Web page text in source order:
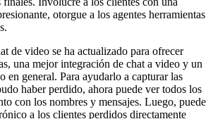
otorgue a los agentes herramientas
de video se ha actualizado para ofrecer
una mejor integración de chat a video y un
en general. Para ayudarlo a capturar las
haber perdido, ahora puede ver todos los
con los nombres y mensajes. Luego, puede
a los clientes perdidos directamente